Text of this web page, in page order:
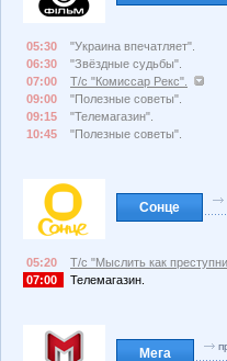
05:30
"Украина впечатляет".
06:30
"Звёздные судьбы".
07:00
Т/с "Комиссар Рекс".
09:00
"Полезные советы".
09:15
"Телемагазин".
10:45
"Полезные советы".
Сонце
05:20
Т/с "Мыслить как
07:00
Телемагазин.
Мега